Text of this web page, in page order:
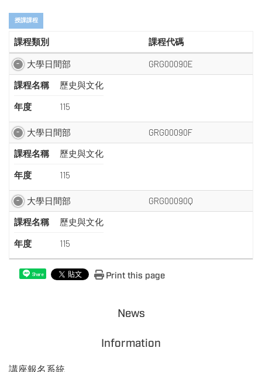
授課課程
課程類別 課程代碼
大學日間部
GRG00090E
課程名稱
歷史與文化
年度 115
大學日間部
GRG00090F
課程名稱
歷史與文化
年度 115
大學日間部
GRG00090Q
課程名稱
歷史與文化
年度 115
Share Print this page
News
Information
講座報名系統